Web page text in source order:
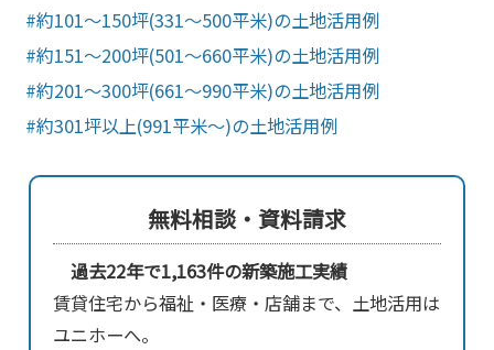
約101～150坪(331～500平米)の土地活用例
約151～200坪(501～660平米)の土地活用例
約201～300坪(661～990平米)の土地活用例
約301坪以上(991平米～)の土地活用例
無料相談・資料請求
過去22年で1,163件の新築施工実績
賃貸住宅から福祉・医療・店舗まで、土地活用は
ユニホーへ。